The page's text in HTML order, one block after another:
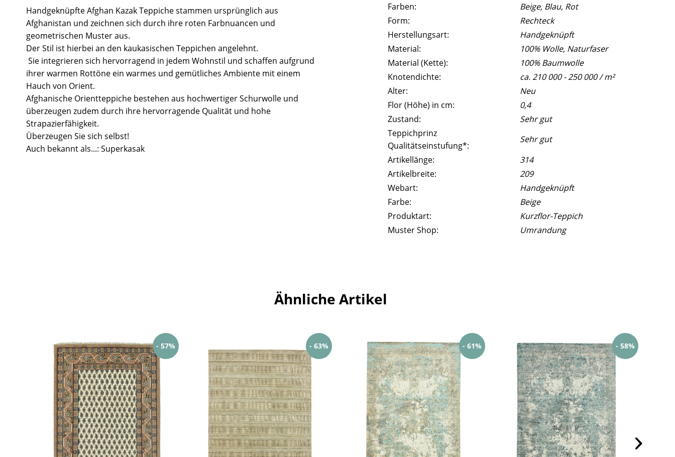
Handgeknüpfte Afghan Kazak Teppiche stammen ursprünglich aus
Afghanistan und zeichnen sich durch ihre roten Farbnuancen und
geometrischen Muster aus.
Der Stil ist hierbei an den kaukasischen Teppichen angelehnt.
Sie integrieren sich hervorragend in jedem Wohnstil und schaffen aufgrund
ihrer warmen Rottöne ein warmes und gemütliches Ambiente mit einem
Hauch von Orient.
Afghanische Orientteppiche bestehen aus hochwertiger Schurwolle und
überzeugen zudem durch ihre hervorragende Qualität und hohe
Strapazierfähigkeit.
Überzeugen Sie sich selbst!
Auch bekannt als...: Superkasak
Farben:
Beige, Blau, Rot
Form:
Rechteck
Herstellungsart:
Handgeknüpft
Material:
100% Wolle, Naturfaser
Material (Kette):
100% Baumwolle
Knotendichte:
ca. 210 000 - 250 000 / m²
Alter:
Neu
Flor (Höhe) in cm:
0,4
Zustand:
Sehr gut
Teppichprinz
Qualitätseinstufung*:
Sehr gut
Artikellänge:
314
Artikelbreite:
209
Webart:
Handgeknüpft
Farbe:
Beige
Produktart:
Kurzflor-Teppich
Muster Shop:
Umrandung
Ähnliche Artikel
- 57% - 63% - 61% - 58%